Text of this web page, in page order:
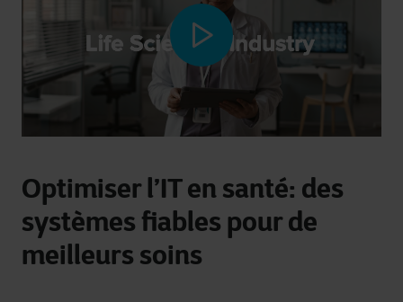
Optimiser l’IT en santé: des
systèmes fiables pour de
meilleurs soins